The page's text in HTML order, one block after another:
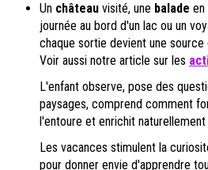
Un château visité, une balade en
journée au bord d'un lac ou un
chaque sortie devient une source
Voir aussi notre article sur les
L'enfant observe, pose des
paysages, comprend comment
l'entoure et enrichit
Les vacances stimulent la
pour donner envie d'apprendre